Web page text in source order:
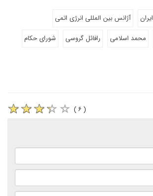
ایران
آژانس بین المللی انرژی اتمی
محمد اسلامی رافائل گروسی
شورای حکام
( ۶ )